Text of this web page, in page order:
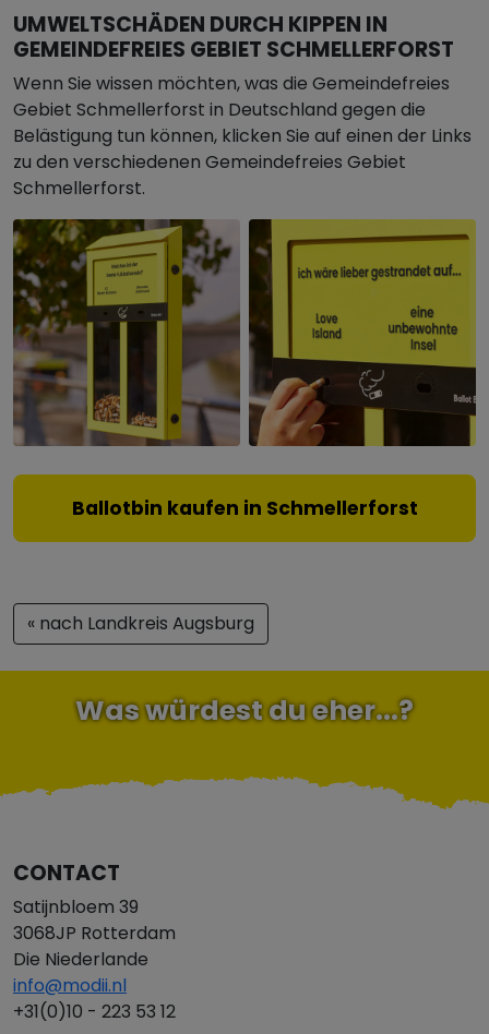
UMWELTSCHÄDEN DURCH KIPPEN IN
GEMEINDEFREIES GEBIET SCHMELLERFORST
Wenn Sie wissen möchten, was die Gemeindefreies
Gebiet Schmellerforst in Deutschland gegen die
Belästigung tun können, klicken Sie auf einen der Links
zu den verschiedenen Gemeindefreies Gebiet
Schmellerforst.
Ballotbin kaufen in Schmellerforst
« nach Landkreis Augsburg
Was würdest du eher...?
CONTACT
Satijnbloem 39
3068JP Rotterdam
Die Niederlande
info@modii.nl
+31(0)10 - 223 53 12